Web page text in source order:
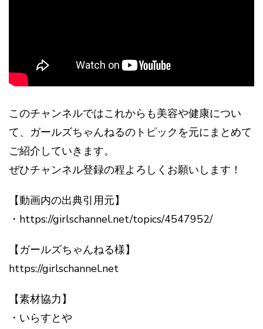
このチャンネルではこれからも美容や健康につい
て、ガールズちゃんねるのトピックを元にまとめて
ご紹介していきます。
ぜひチャンネル登録の程よろしくお願いします！
【動画内の出典引用元】
・https://girlschannel.net/topics/4547952/
【ガールズちゃんねる様】
https://girlschannel.net
【素材協力】
・いらすとや